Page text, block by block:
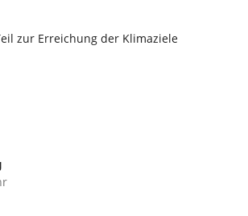
zur Erreichung der Klimaziele